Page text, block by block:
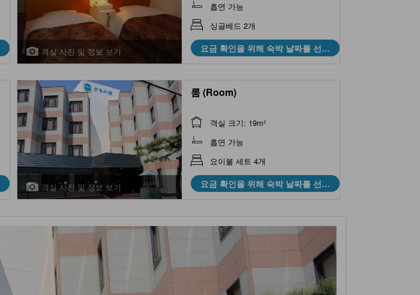
객실 사진 및 정보 보기
흡연 가능
싱글베드 2개
요금 확인을 위해 숙박 날짜를 선택
하세요
객실 사진 및 정보 보기
룸 (Room)
객실 크기: 19m²
흡연 가능
요이불 세트 4개
요금 확인을 위해 숙박 날짜를 선택
하세요